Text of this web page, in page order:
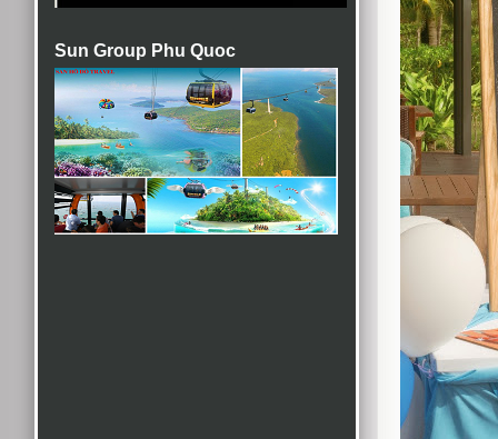
Sun Group Phu Quoc